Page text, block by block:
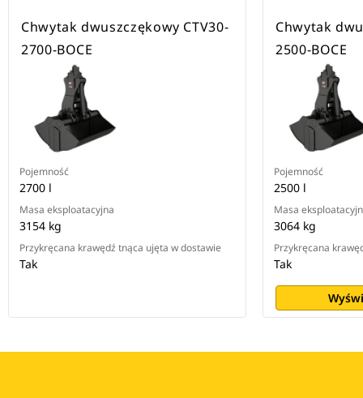
Chwytak dwuszczękowy CTV30-
2700-BOCE
Pojemność
2700 l
Masa eksploatacyjna
3154 kg
Przykręcana krawędź tnąca ujęta w dostawie
Tak
Chwytak
2500-BOCE
Pojemność
2500 l
Masa
3064 kg
Przykręcana
Tak